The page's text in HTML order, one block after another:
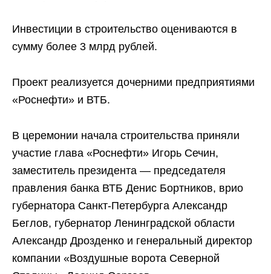
Инвестиции в строительство оцениваются в
сумму более 3 млрд рублей.
Проект реализуется дочерними предприятиями
«Роснефти» и ВТБ.
В церемонии начала строительства приняли
участие глава «Роснефти» Игорь Сечин,
заместитель президента — председателя
правления банка ВТБ Денис Бортников, врио
губернатора Санкт-Петербурга Александр
Беглов, губернатор Ленинградской области
Александр Дрозденко и генеральный директор
компании «Воздушные ворота Северной